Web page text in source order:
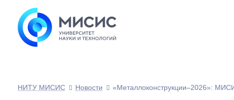
НИТУ МИСИС Новости «Металлоконструкции–2026»: